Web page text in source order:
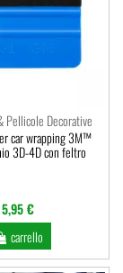
Pellicole Decorative
car wrapping 3M™
3D-4D con feltro
5,95 €
carrello